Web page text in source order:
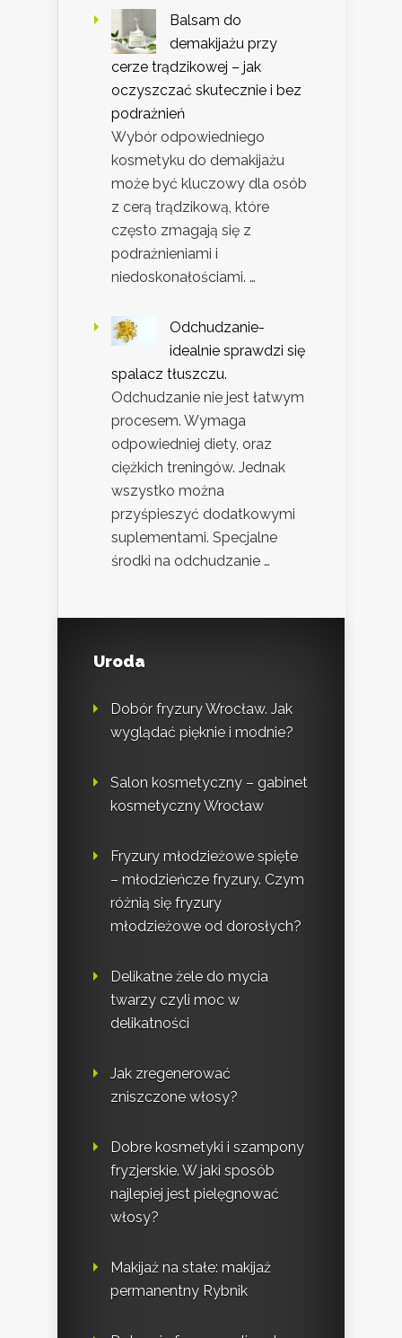
Balsam do
demakijażu przy
cerze trądzikowej – jak
oczyszczać skutecznie i bez
podrażnień
Wybór odpowiedniego
kosmetyku do demakijażu
może być kluczowy dla osób
z cerą trądzikową, które
często zmagają się z
podrażnieniami i
niedoskonałościami. …
Odchudzanie-
idealnie sprawdzi się
spalacz tłuszczu.
Odchudzanie nie jest łatwym
procesem. Wymaga
odpowiedniej diety, oraz
ciężkich treningów. Jednak
wszystko można
przyśpieszyć dodatkowymi
suplementami. Specjalne
środki na odchudzanie …
Uroda
Dobór fryzury Wrocław. Jak
wyglądać pięknie i modnie?
Salon kosmetyczny – gabinet
kosmetyczny Wrocław
Fryzury młodzieżowe spięte
– młodzieńcze fryzury. Czym
różnią się fryzury
młodzieżowe od dorosłych?
Delikatne żele do mycia
twarzy czyli moc w
delikatności
Jak zregenerować
zniszczone włosy?
Dobre kosmetyki i szampony
fryzjerskie. W jaki sposób
najlepiej jest pielęgnować
włosy?
Makijaż na stałe: makijaż
permanentny Rybnik